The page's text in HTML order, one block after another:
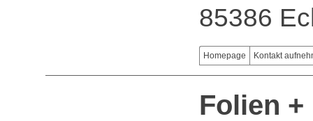
85386
Homepage Kontakt
Folien